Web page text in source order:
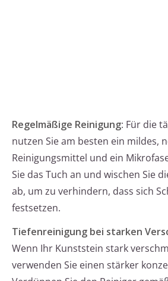
Regelmäßige Reinigung: Für die
nutzen Sie am besten ein mildes,
Reinigungsmittel und ein
Sie das Tuch an und wischen Sie
ab, um zu verhindern, dass sich
festsetzen.
Tiefenreinigung bei starken
Wenn Ihr Kunststein stark
verwenden Sie einen stärker